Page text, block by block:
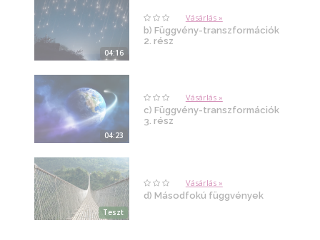
04:16
Vásárlás »
b) Függvény-transzformációk
2. rész
04:23
Vásárlás »
c) Függvény-transzformációk
3. rész
Teszt
Vásárlás »
d) Másodfokú függvények